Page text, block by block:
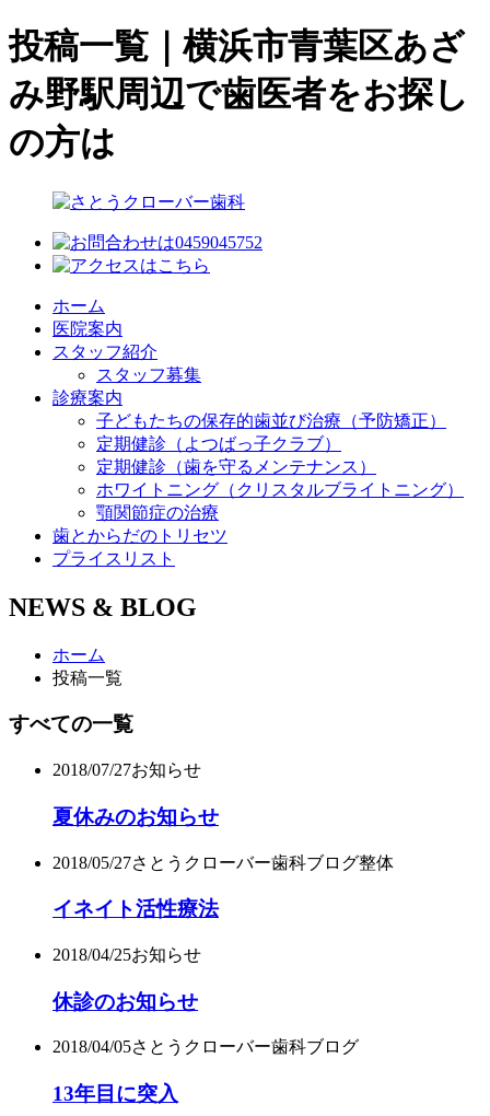
投稿一覧｜横浜市青葉区あざ
み野駅周辺で歯医者をお探し
の方は
ホーム
医院案内
スタッフ紹介
スタッフ募集
診療案内
子どもたちの保存的歯並び治療（予防矯正）
定期健診（よつばっ子クラブ）
定期健診（歯を守るメンテナンス）
ホワイトニング（クリスタルブライトニング）
顎関節症の治療
歯とからだのトリセツ
プライスリスト
NEWS & BLOG
ホーム
投稿一覧
すべての一覧
2018/07/27お知らせ
夏休みのお知らせ
2018/05/27さとうクローバー歯科ブログ整体
イネイト活性療法
2018/04/25お知らせ
休診のお知らせ
2018/04/05さとうクローバー歯科ブログ
13年目に突入